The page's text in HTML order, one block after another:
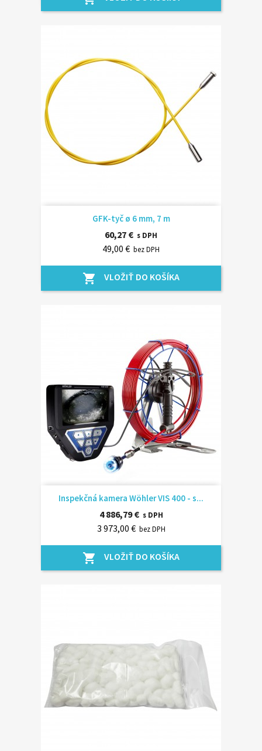
GFK-tyč ø 6 mm, 7 m
60,27 € s DPH
49,00 € bez DPH
shopping_cart VLOŽIŤ DO KOŠÍKA
Inspekčná kamera Wöhler VIS 400 - s...
4 886,79 € s DPH
3 973,00 € bez DPH
shopping_cart VLOŽIŤ DO KOŠÍKA